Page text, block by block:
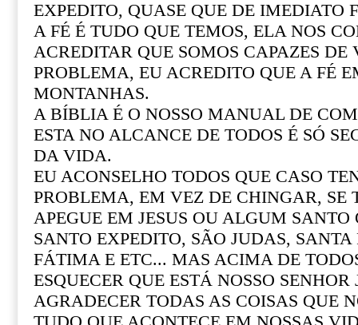
EXPEDITO, QUASE QUE DE IMEDIATO
A FÉ É TUDO QUE TEMOS, ELA NOS
ACREDITAR QUE SOMOS CAPAZES DE
PROBLEMA, EU ACREDITO QUE A FÉ
MONTANHAS.
A BÍBLIA É O NOSSO MANUAL DE
ESTA NO ALCANCE DE TODOS É SÓ
DA VIDA.
EU ACONSELHO TODOS QUE CASO
PROBLEMA, EM VEZ DE CHINGAR, SE
APEGUE EM JESUS OU ALGUM SANTO
SANTO EXPEDITO, SÃO JUDAS, SANTA
FÁTIMA E ETC... MAS ACIMA DE
ESQUECER QUE ESTÁ NOSSO SENHOR
AGRADECER TODAS AS COISAS QUE